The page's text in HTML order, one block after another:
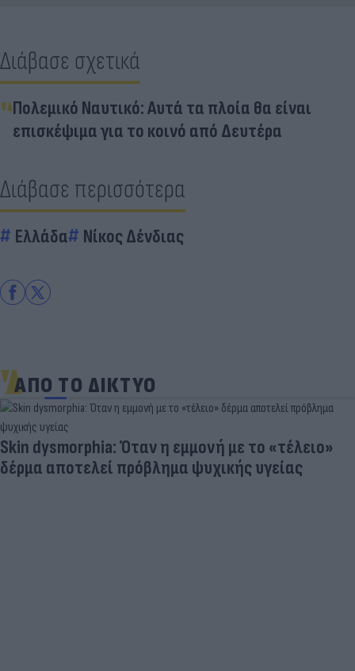
Διάβασε σχετικά
Πολεμικό Ναυτικό: Αυτά τα πλοία θα είναι
επισκέψιμα για το κοινό από Δευτέρα
Διάβασε περισσότερα
Ελλάδα Νίκος Δένδιας
ΑΠΟ ΤΟ ΔΙΚΤΥΟ
Skin dysmorphia: Όταν η εμμονή με το «τέλειο»
δέρμα αποτελεί πρόβλημα ψυχικής υγείας